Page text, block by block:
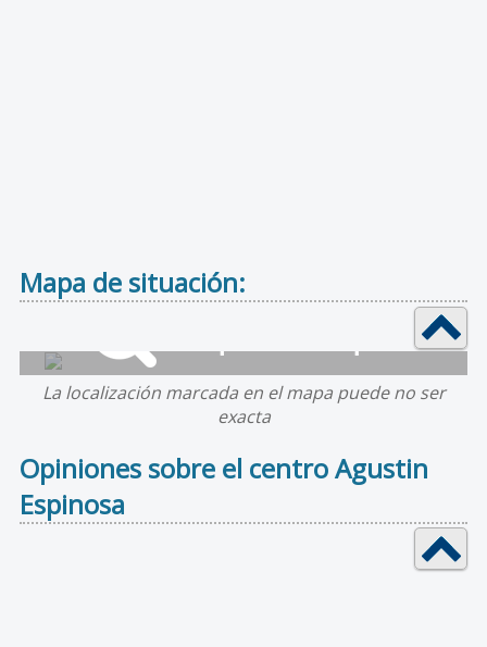
Mapa de situación:
La localización marcada en el mapa puede no ser
exacta
Opiniones sobre el centro Agustin
Espinosa